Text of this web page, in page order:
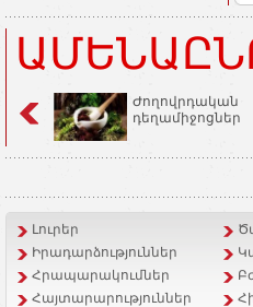
Ժողովրդական
դեղամիջոցներ
Լուրեր
Իրադարձություններ
Հրապարակումներ
Հայտարարություններ